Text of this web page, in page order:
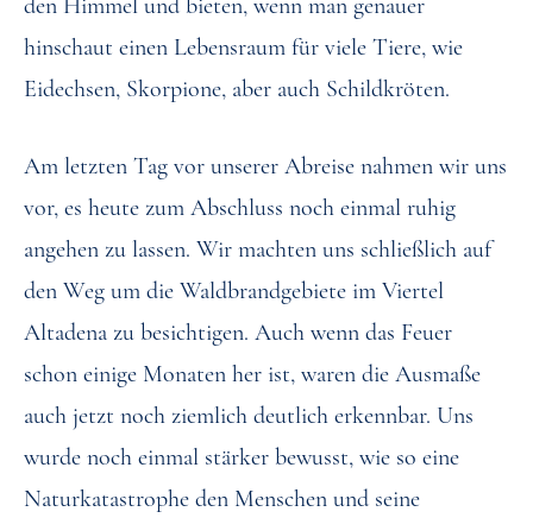
den Himmel und bieten, wenn man genauer
hinschaut einen Lebensraum für viele Tiere, wie
Eidechsen, Skorpione, aber auch Schildkröten.
Am letzten Tag vor unserer Abreise nahmen wir uns
vor, es heute zum Abschluss noch einmal ruhig
angehen zu lassen. Wir machten uns schließlich auf
den Weg um die Waldbrandgebiete im Viertel
Altadena zu besichtigen. Auch wenn das Feuer
schon einige Monaten her ist, waren die Ausmaße
auch jetzt noch ziemlich deutlich erkennbar. Uns
wurde noch einmal stärker bewusst, wie so eine
Naturkatastrophe den Menschen und seine